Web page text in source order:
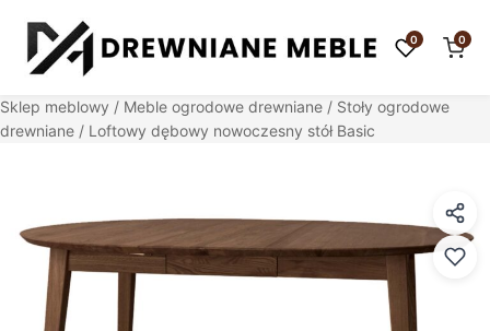
0 0
Sklep meblowy / Meble ogrodowe drewniane / Stoły ogrodowe
drewniane / Loftowy dębowy nowoczesny stół Basic